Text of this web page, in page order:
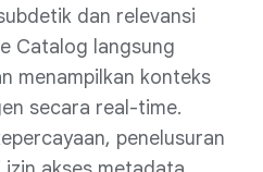
dan relevansi
Catalog langsung
menampilkan konteks
secara real-time.
penelusuran